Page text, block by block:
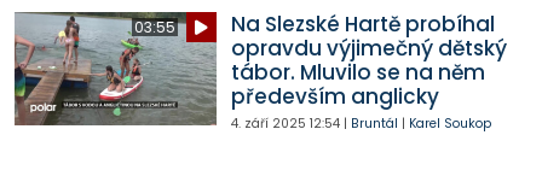
03:55
Na Slezské Hartě probíhal
opravdu výjimečný dětský
tábor. Mluvilo se na něm
především anglicky
4. září 2025 12:54| Bruntál | Karel Soukop